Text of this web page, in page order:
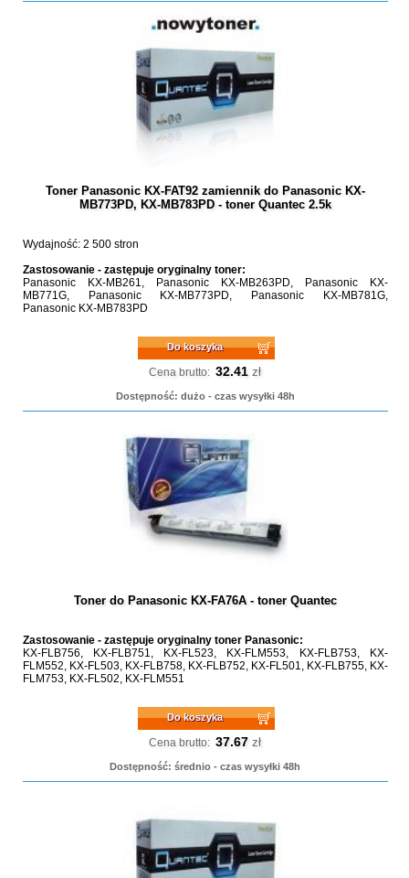
Toner Panasonic KX-FAT92 zamiennik do Panasonic KX-
MB773PD, KX-MB783PD - toner Quantec 2.5k
Wydajność: 2 500 stron
Zastosowanie - zastępuje oryginalny toner:
Panasonic KX-MB261, Panasonic KX-MB263PD, Panasonic KX-
MB771G, Panasonic KX-MB773PD, Panasonic KX-MB781G,
Panasonic KX-MB783PD
Do koszyka
Cena brutto: 32.41 zł
Dostępność: dużo - czas wysyłki 48h
Toner do Panasonic KX-FA76A - toner Quantec
Zastosowanie - zastępuje oryginalny toner Panasonic:
KX-FLB756, KX-FLB751, KX-FL523, KX-FLM553, KX-FLB753, KX-
FLM552, KX-FL503, KX-FLB758, KX-FLB752, KX-FL501, KX-FLB755, KX-
FLM753, KX-FL502, KX-FLM551
Do koszyka
Cena brutto: 37.67 zł
Dostępność: średnio - czas wysyłki 48h